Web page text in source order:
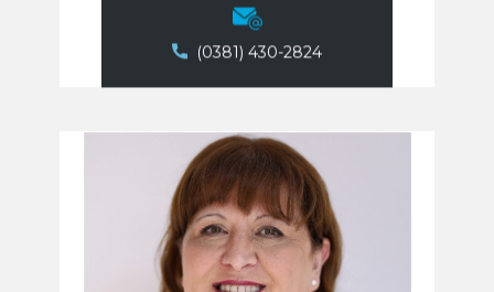
(0381) 430-2824